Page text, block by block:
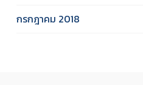
กรกฎาคม 2018